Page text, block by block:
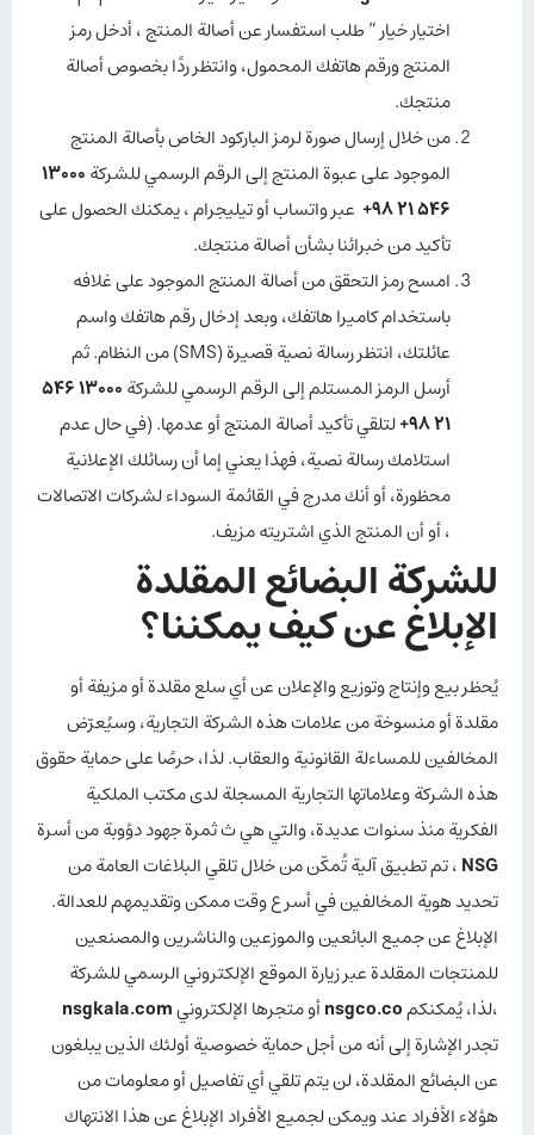
اختيار خيار ” طلب استفسار عن أصالة المنتج ، أدخل رمز
المنتج ورقم هاتفك المحمول، وانتظر ردًا بخصوص أصالة
منتجك.
من خلال إرسال صورة لرمز الباركود الخاص بأصالة المنتج
الموجود على عبوة المنتج إلى الرقم الرسمي للشركة13000
546 21 98+
عبر واتساب أو تيليجرام ، يمكنك الحصول على
تأكيد من خبرائنا بشأن أصالة منتجك.
امسح رمز التحقق من أصالة المنتج الموجود على غلافه
باستخدام كاميرا هاتفك، وبعد إدخال رقم هاتفك واسم
عائلتك، انتظر رسالة نصية قصيرة (SMS) من النظام. ثم
أرسل الرمز المستلم إلى الرقم الرسمي للشركة
13000 546
21 98+
لتلقي تأكيد أصالة المنتج أو عدمها. (في حال عدم
استلامك رسالة نصية، فهذا يعني إما أن رسائلك الإعلانية
محظورة، أو أنك مدرج في القائمة السوداء لشركات الاتصالات
، أو أن المنتج الذي اشتريته مزيف.
للشركة البضائع المقلدة
الإبلاغ عن كيف يمكننا؟
يُحظر بيع وإنتاج وتوزيع والإعلان عن أي سلع مقلدة أو مزيفة أو
مقلدة أو منسوخة من علامات هذه الشركة التجارية، وسيُعرّض
المخالفين للمساءلة القانونية والعقاب. لذا، حرصًا على حماية حقوق
هذه الشركة وعلاماتها التجارية المسجلة لدى مكتب الملكية
الفكرية منذ سنوات عديدة، والتي هي ث ثمرة جهود دؤوبة من أسرة
NSG، تم تطبيق آلية تُمكّن من خلال تلقي البلاغات العامة من
تحديد هوية المخالفين في أسرع وقت ممكن وتقديمهم للعدالة.
الإبلاغ عن جميع البائعين والموزعين والناشرين والمصنعين
للمنتجات المقلدة عبر زيارة الموقع الإلكتروني الرسمي للشركة
،لذا، يُمكنكمnsgco.coأو متجرها الإلكترونيnsgkala.com
تجدر الإشارة إلى أنه من أجل حماية خصوصية أولئك الذين يبلغون
عن البضائع المقلدة، لن يتم تلقي أي تفاصيل أو معلومات من
هؤلاء الأفراد عند ويمكن لجميع الأفراد الإبلاغ عن هذا الانتهاك